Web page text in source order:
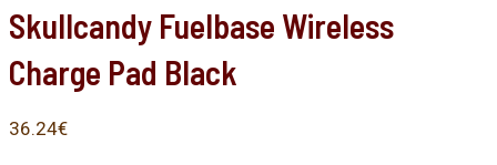
Skullcandy Fuelbase Wireless
Charge Pad Black
36.24€